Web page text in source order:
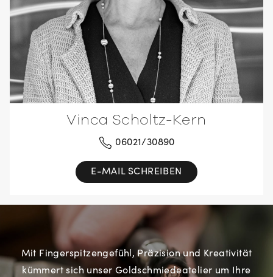
Vinca Scholtz-Kern
06021/30890
E-MAIL SCHREIBEN
Mit Fingerspitzengefühl, Präzision und Kreativität
kümmert sich unser Goldschmiedeatelier um Ihre